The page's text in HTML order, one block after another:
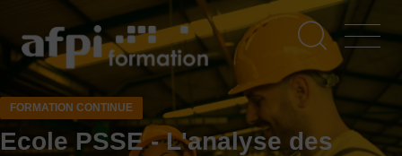
contenu
principal
FORMATION CONTINUE
Ecole PSSE - L'analyse des